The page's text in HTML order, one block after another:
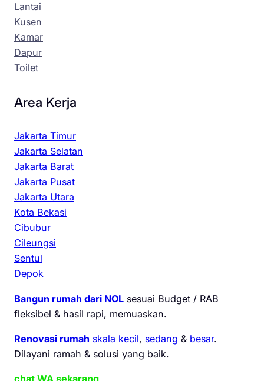
Lantai
Kusen
Kamar
Dapur
Toilet
Area Kerja
Jakarta Timur
Jakarta Selatan
Jakarta Barat
Jakarta Pusat
Jakarta Utara
Kota Bekasi
Cibubur
Cileungsi
Sentul
Depok
Bangun rumah dari NOL sesuai Budget / RAB
fleksibel & hasil rapi, memuaskan.
Renovasi rumah skala kecil, sedang & besar.
Dilayani ramah & solusi yang baik.